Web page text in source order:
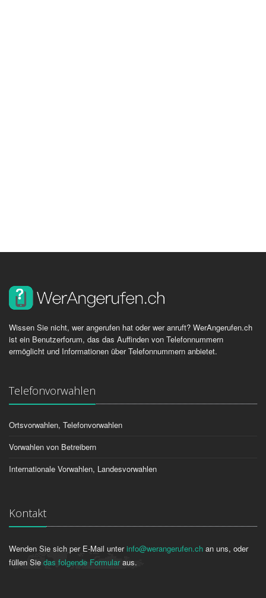
Wissen Sie nicht, wer angerufen hat oder wer anruft? WerAngerufen.ch
ist ein Benutzerforum, das das Auffinden von Telefonnummern
ermöglicht und Informationen über Telefonnummern anbietet.
Telefonvorwahlen
Ortsvorwahlen, Telefonvorwahlen
Vorwahlen von Betreibern
Internationale Vorwahlen, Landesvorwahlen
Kontakt
Wenden Sie sich per E-Mail unterinfo@werangerufen.ch an uns, oder
füllen Sie das folgende Formularaus.